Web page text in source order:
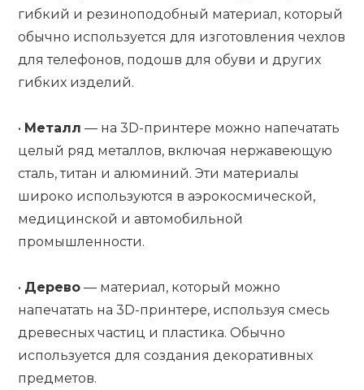
гибкий и резиноподобный материал, который
обычно используется для изготовления чехлов
для телефонов, подошв для обуви и других
гибких изделий.
• Металл — на 3D-принтере можно напечатать
целый ряд металлов, включая нержавеющую
сталь, титан и алюминий. Эти материалы
широко используются в аэрокосмической,
медицинской и автомобильной
промышленности.
• Дерево — материал, который можно
напечатать на 3D-принтере, используя смесь
древесных частиц и пластика. Обычно
используется для создания декоративных
предметов.